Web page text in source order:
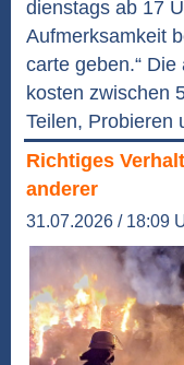
dienstags ab 17
Aufmerksamkeit
carte geben.“
kosten zwischen
Teilen, Probieren
Richtiges
anderer
31.07.2026 / 18:09